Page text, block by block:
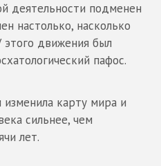
деятельности подменен
настолько, насколько
этого движения был
пафос.
карту мира и
сильнее, чем
лет.